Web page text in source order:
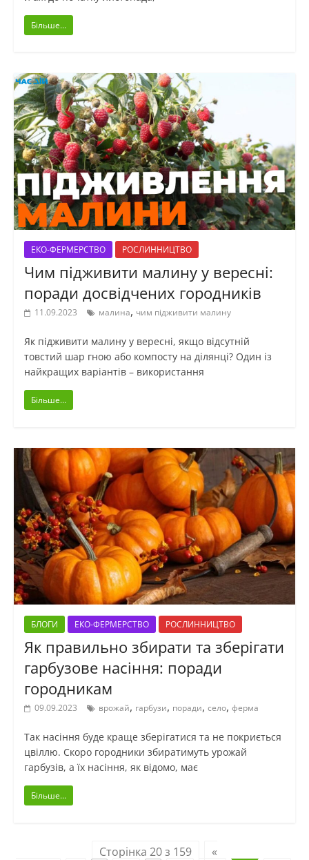
Більше...
ЕКО-ФЕРМЕРСТВО РОСЛИННИЦТВО
Чим підживити малину у вересні:
поради досвідчених городників
11.09.2023 малина, чим підживити малину
Як підживити малину у вересні, якщо відсутній
товстий шар гною або компосту на ділянці? Один із
найкращих варіантів – використання
Більше...
БЛОГИ ЕКО-ФЕРМЕРСТВО РОСЛИННИЦТВО
Як правильно збирати та зберігати
гарбузове насіння: поради
городникам
09.09.2023 врожай, гарбузи, поради, село, ферма
Так насіння буде краще зберігатися та не покриється
цвіллю. Скоро городники збиратимуть урожай
гарбузів, а їх насіння, як відомо, має
Більше...
Сторінка 20 з 159
«